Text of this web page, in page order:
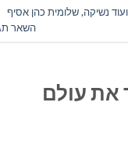
נשיקה,שלומית כהן אסיף
השאר
את עולם